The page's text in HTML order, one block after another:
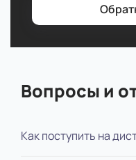
Вопросы и
Как поступить на